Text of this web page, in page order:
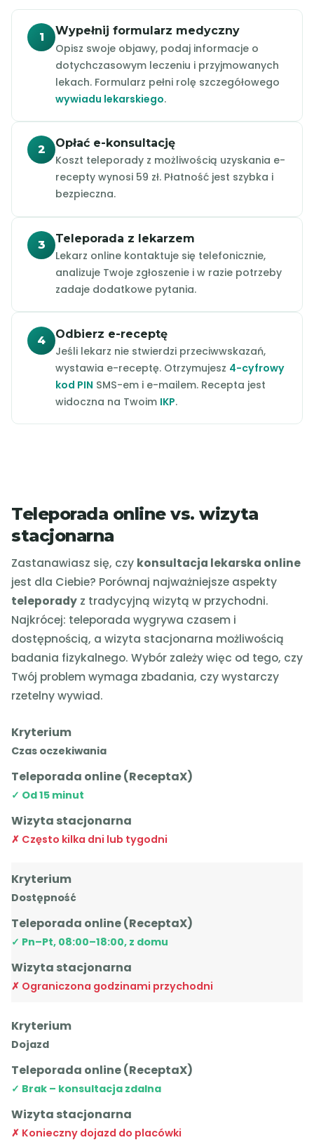
1 Wypełnij formularz medyczny
Opisz swoje objawy, podaj informacje o
dotychczasowym leczeniu i przyjmowanych
lekach. Formularz pełni rolę szczegółowego
wywiadu lekarskiego.
2 Opłać e-konsultację
Koszt teleporady z możliwością uzyskania e-
recepty wynosi 59 zł. Płatność jest szybka i
bezpieczna.
3 Teleporada z lekarzem
Lekarz online kontaktuje się telefonicznie,
analizuje Twoje zgłoszenie i w razie potrzeby
zadaje dodatkowe pytania.
4 Odbierz e-receptę
Jeśli lekarz nie stwierdzi przeciwwskazań,
wystawia e-receptę. Otrzymujesz 4-cyfrowy
kod PIN SMS-em i e-mailem. Recepta jest
widoczna na Twoim IKP.
Teleporada online vs. wizyta
stacjonarna
Zastanawiasz się, czy konsultacja lekarska online
jest dla Ciebie? Porównaj najważniejsze aspekty
teleporady z tradycyjną wizytą w przychodni.
Najkrócej: teleporada wygrywa czasem i
dostępnością, a wizyta stacjonarna możliwością
badania fizykalnego. Wybór zależy więc od tego, czy
Twój problem wymaga zbadania, czy wystarczy
rzetelny wywiad.
Kryterium
Czas oczekiwania
Teleporada online (ReceptaX)
Od 15 minut
Wizyta stacjonarna
Często kilka dni lub tygodni
Kryterium
Dostępność
Teleporada online (ReceptaX)
Pn–Pt, 08:00–18:00, z domu
Wizyta stacjonarna
Ograniczona godzinami przychodni
Kryterium
Dojazd
Teleporada online (ReceptaX)
Brak – konsultacja zdalna
Wizyta stacjonarna
Konieczny dojazd do placówki